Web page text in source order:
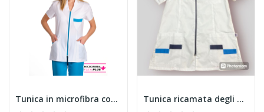
Tunica in microfibra con zip blu Tunica ricamata degli anziani F2